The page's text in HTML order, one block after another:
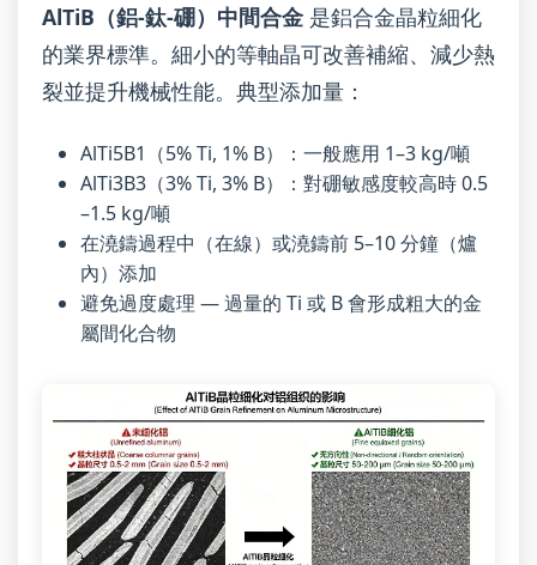
AlTiB（鋁-鈦-硼）中間合金 是鋁合金晶粒細化
的業界標準。細小的等軸晶可改善補縮、減少熱
裂並提升機械性能。典型添加量：
AlTi5B1（5% Ti, 1% B）：一般應用 1–3 kg/噸
AlTi3B3（3% Ti, 3% B）：對硼敏感度較高時 0.5
–1.5 kg/噸
在澆鑄過程中（在線）或澆鑄前 5–10 分鐘（爐
內）添加
避免過度處理 — 過量的 Ti 或 B 會形成粗大的金
屬間化合物